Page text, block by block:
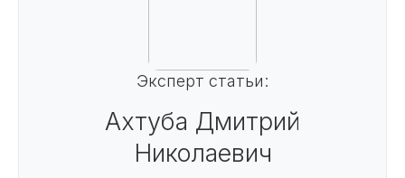
Эксперт статьи:
Ахтуба Дмитрий
Николаевич